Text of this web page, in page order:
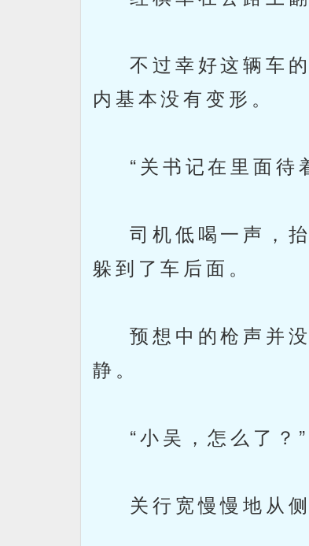
不过幸好这辆车的
内基本没有变形。
“关书记在里面待
司机低喝一声，抬
躲到了车后面。
预想中的枪声并没
静。
“小吴，怎么了？”
关行宽慢慢地从侧